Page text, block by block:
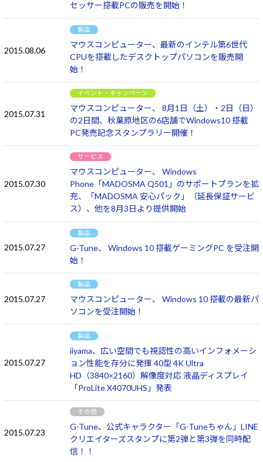
セッサー搭載PCの販売を開始！
2015.08.06
製品
マウスコンピューター、最新のインテル第6世代
CPUを搭載したデスクトップパソコンを販売開
始！
2015.07.31
イベント・キャンペーン
マウスコンピューター、 8月1日（土）・2日（日）
の2日間、秋葉原地区の6店舗でWindows10 搭載
PC発売記念スタンプラリー開催！
2015.07.30
サービス
マウスコンピューター、 Windows
Phone「MADOSMA Q501」のサポートプランを拡
充、「MADOSMA 安心パック」（延長保証サービ
ス）、他を8月3日より提供開始
2015.07.27
製品
G-Tune、 Windows 10 搭載ゲーミングPC を受注開
始！
2015.07.27
製品
マウスコンピューター、 Windows 10 搭載の最新パ
ソコンを受注開始！
2015.07.27
製品
iiyama、広い空間でも視認性の高いインフォメーシ
ョン性能を存分に発揮 40型 4K Ultra
HD（3840×2160）解像度対応 液晶ディスプレイ
「ProLite X4070UHS」発表
2015.07.23
その他
G-Tune、公式キャラクター「G-Tuneちゃん」LINE
クリエイターズスタンプに第2弾と第3弾を同時配
信！！